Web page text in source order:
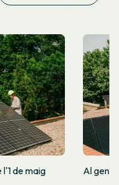
de maig Al